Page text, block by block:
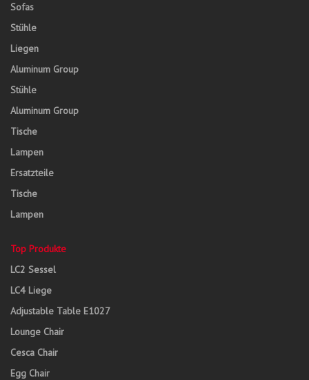
Sofas
Stühle
Liegen
Aluminum Group
Stühle
Aluminum Group
Tische
Lampen
Ersatzteile
Tische
Lampen
Top Produkte
LC2 Sessel
LC4 Liege
Adjustable Table E1027
Lounge Chair
Cesca Chair
Egg Chair